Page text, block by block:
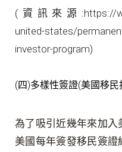
(資訊來源:https://
united-states/
investor-program)
(四)多樣性簽證(美國移民
為了吸引近幾年來加入
美國每年簽發移民簽